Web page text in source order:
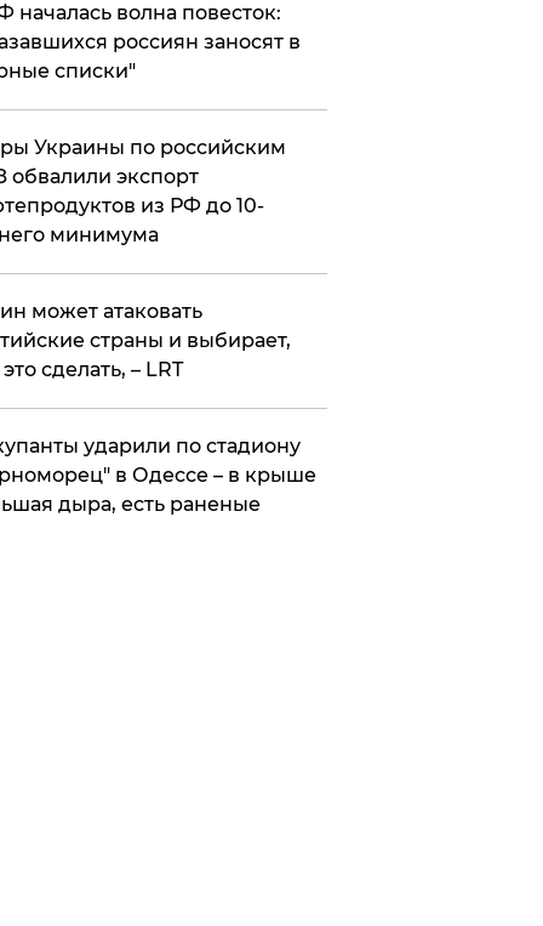
началась волна повесток:
россиян заносят в
списки"
Украины по российским
обвалили экспорт
из РФ до 10-
минимума
может атаковать
страны и выбирает,
сделать, – LRT
ударили по стадиону
в Одессе – в крыше
дыра, есть раненые